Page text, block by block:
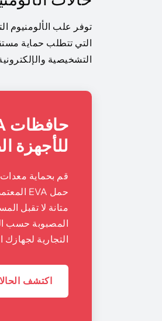
توفر علب الألومنيوم
التشخيصية
للأجهزة
قم بحماية
متانة لا تقبل
المصبوبة حسب
التجارية لجهازك
اكتشف